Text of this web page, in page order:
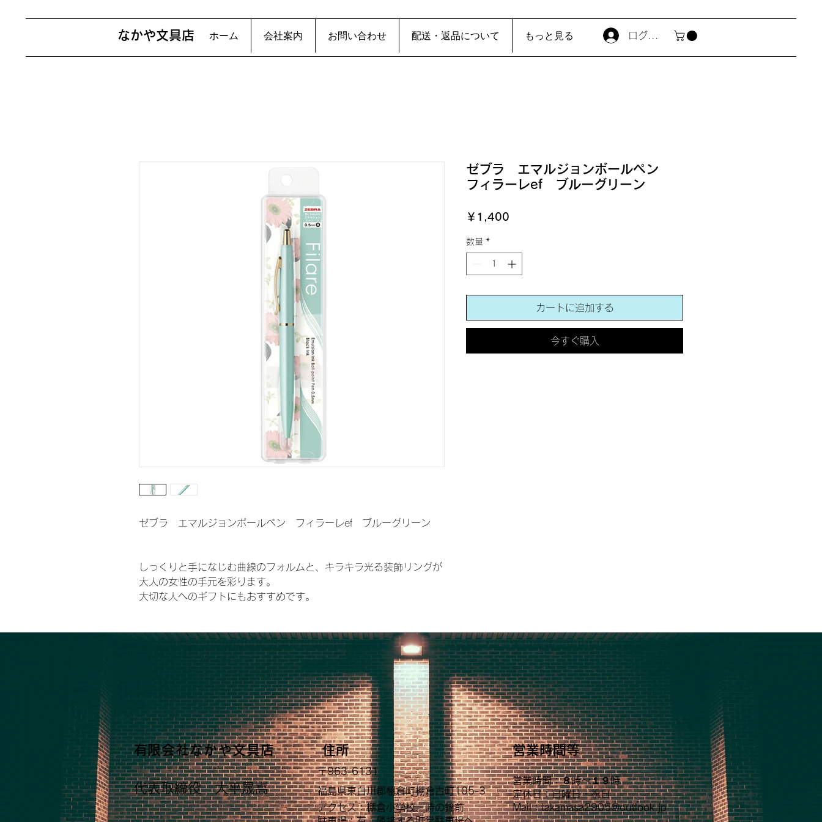
ホーム 会社案内 お問い合わせ 配送・返品について もっと見る ログイン
​なかや文具店
ゼブラ エマルジョンボールペン フィラーレef ブルーグリーン
しっくりと手になじむ曲線のフォルムと、キラキラ光る装飾リングが
大人の女性の手元を彩ります。
大切な人へのギフトにもおすすめです。
ゼブラ エマルジョンボールペン
フィラーレef ブルーグリーン
￥1,400
数量 *
カートに追加する
今すぐ購入
​有限会社なかや文具店
代表取締役 大平晟嵩
住所
〒963-6131
福島県東白川郡棚倉町棚倉古町105-3
​アクセス：棚倉小学校、時の鐘前
営業時間等
営業時間：８時〜１９時
定休日：日曜日・祝日
Mail：takamasa2905@outlook.jp